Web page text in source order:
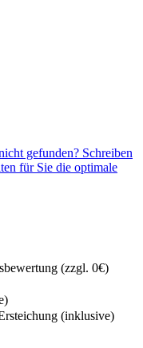
gefunden? Schreiben
für Sie die optimale
(zzgl. 0€)
(inklusive)